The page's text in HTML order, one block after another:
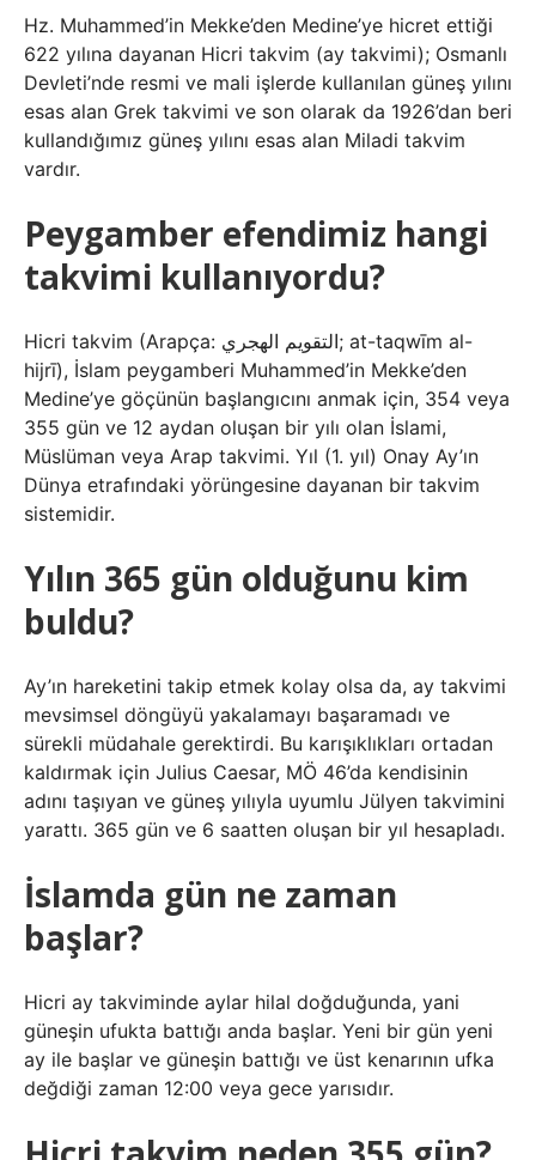
Hz. Muhammed’in Mekke’den Medine’ye hicret ettiği
622 yılına dayanan Hicri takvim (ay takvimi); Osmanlı
Devleti’nde resmi ve mali işlerde kullanılan güneş yılını
esas alan Grek takvimi ve son olarak da 1926’dan beri
kullandığımız güneş yılını esas alan Miladi takvim
vardır.
Peygamber efendimiz hangi
takvimi kullanıyordu?
Hicri takvim (Arapça: التقويم الهجري; at-taqwīm al-
hijrī), İslam peygamberi Muhammed’in Mekke’den
Medine’ye göçünün başlangıcını anmak için, 354 veya
355 gün ve 12 aydan oluşan bir yılı olan İslami,
Müslüman veya Arap takvimi. Yıl (1. yıl) Onay Ay’ın
Dünya etrafındaki yörüngesine dayanan bir takvim
sistemidir.
Yılın 365 gün olduğunu kim
buldu?
Ay’ın hareketini takip etmek kolay olsa da, ay takvimi
mevsimsel döngüyü yakalamayı başaramadı ve
sürekli müdahale gerektirdi. Bu karışıklıkları ortadan
kaldırmak için Julius Caesar, MÖ 46’da kendisinin
adını taşıyan ve güneş yılıyla uyumlu Jülyen takvimini
yarattı. 365 gün ve 6 saatten oluşan bir yıl hesapladı.
İslamda gün ne zaman
başlar?
Hicri ay takviminde aylar hilal doğduğunda, yani
güneşin ufukta battığı anda başlar. Yeni bir gün yeni
ay ile başlar ve güneşin battığı ve üst kenarının ufka
değdiği zaman 12:00 veya gece yarısıdır.